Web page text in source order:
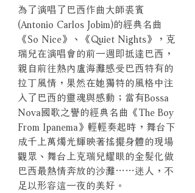
為了演唱了巴西作曲大師裘賓
(Antonio Carlos Jobim)的經典名曲
《So Nice》、《Quiet Nights》，克
瑞兒在演唱會的前一週即抵達巴西，
親自前往熱內盧海灘感受巴西特有的
拉丁風情，果然在她獨特的風格中注
入了巴西的靈魂與感動；當有Bossa
Nova國歌之譽的經典名曲《The Boy
From Ipanema》輕輕奏起時，舞台下
成千上萬燭光輝映著搖擺身體的現場
觀眾、舞台上克瑞兒耀眼的金髮化做
巴西最熱情奔放的沙灘……迷人，不
足以形容這一夜的美好。